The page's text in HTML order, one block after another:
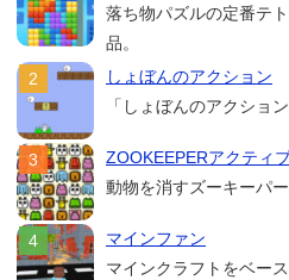
落ち物パズルの定番テ
品。
しょぼんのアクション
「しょぼんのアクショ
ZOOKEEPERアクティ
動物を消すズーキーパ
マインファン
マインクラフトをベー